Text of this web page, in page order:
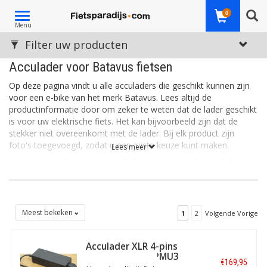
Toggle
navigation
Menu
0
Acculader voor Batavus fietsen
Op deze pagina vindt u alle acculaders die geschikt kunnen zijn
voor een e-bike van het merk Batavus. Lees altijd de
productinformatie door om zeker te weten dat de lader geschikt
is voor uw elektrische fiets. Het kan bijvoorbeeld zijn dat de
stekker niet overeenkomt met de lader. Bij elk product zijn
foto's toegevoegd, zodat u een juiste keuze kunt maken.
Lees meer
Filter uw producten
Meest bekeken 1 2 Volgende Vorige
Acculader XLR 4-pins
Neutrik 36V 2A PMU3
€169,95